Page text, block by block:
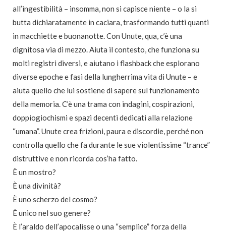
all’ingestibilità – insomma, non si capisce niente – o la si
butta dichiaratamente in caciara, trasformando tutti quanti
in macchiette e buonanotte. Con Unute, qua, c’è una
dignitosa via di mezzo. Aiuta il contesto, che funziona su
molti registri diversi, e aiutano i flashback che esplorano
diverse epoche e fasi della lungherrima vita di Unute – e
aiuta quello che lui sostiene di sapere sul funzionamento
della memoria. C’è una trama con indagini, cospirazioni,
doppiogiochismi e spazi decenti dedicati alla relazione
“umana”. Unute crea frizioni, paura e discordie, perché non
controlla quello che fa durante le sue violentissime “trance”
distruttive e non ricorda cos’ha fatto.
È un mostro?
È una divinità?
È uno scherzo del cosmo?
È unico nel suo genere?
È l’araldo dell’apocalisse o una “semplice” forza della